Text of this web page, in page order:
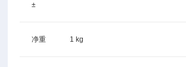
±
净重 1 kg